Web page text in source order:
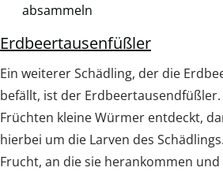
absammeln
Erdbeertausenfüßler
Ein weiterer Schädling, der die
befällt, ist der
Früchten kleine Würmer entdeckt,
hierbei um die Larven des
Frucht, an die sie herankommen